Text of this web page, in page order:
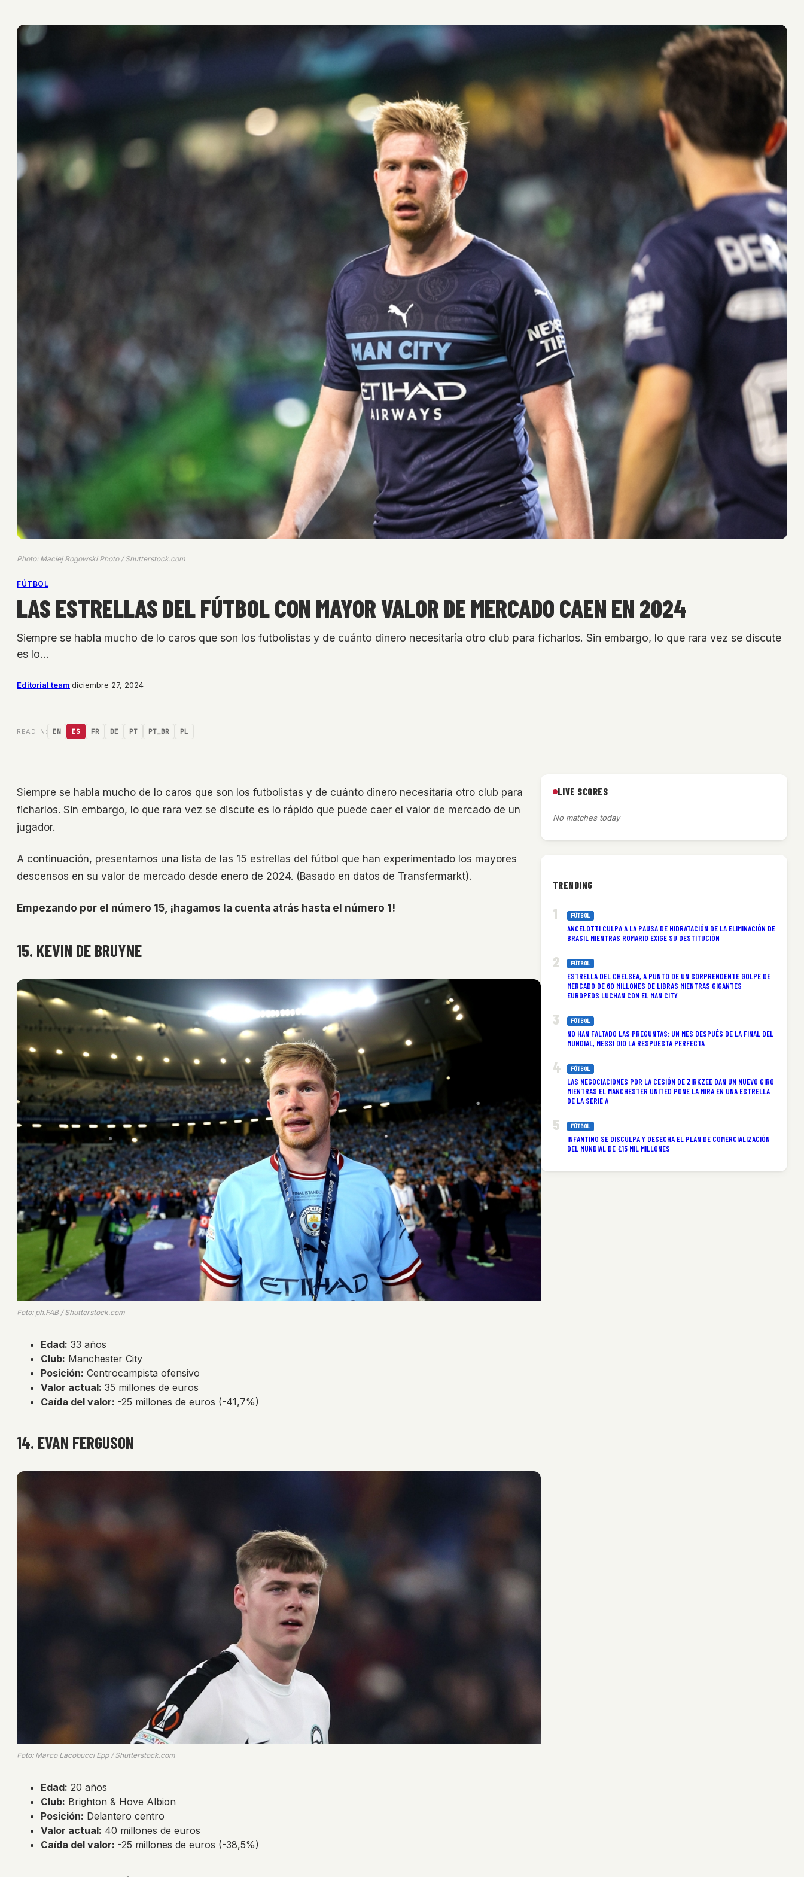
Photo: Maciej Rogowski Photo / Shutterstock.com
FÚTBOL
LAS ESTRELLAS DEL FÚTBOL CON MAYOR VALOR DE MERCADO CAEN EN 2024
Siempre se habla mucho de lo caros que son los futbolistas y de cuánto dinero necesitaría otro club para ficharlos. Sin embargo, lo que rara vez se discute
es lo…
Editorial team·diciembre 27, 2024
READ IN: EN ES FR DE PT PT_BR PL
Siempre se habla mucho de lo caros que son los futbolistas y de cuánto dinero necesitaría otro club para
ficharlos. Sin embargo, lo que rara vez se discute es lo rápido que puede caer el valor de mercado de un
jugador.
A continuación, presentamos una lista de las 15 estrellas del fútbol que han experimentado los mayores
descensos en su valor de mercado desde enero de 2024. (Basado en datos de Transfermarkt).
Empezando por el número 15, ¡hagamos la cuenta atrás hasta el número 1!
15. KEVIN DE BRUYNE
Foto: ph.FAB / Shutterstock.com
Edad: 33 años
Club: Manchester City
Posición: Centrocampista ofensivo
Valor actual: 35 millones de euros
Caída del valor: -25 millones de euros (-41,7%)
14. EVAN FERGUSON
Foto: Marco Lacobucci Epp / Shutterstock.com
Edad: 20 años
Club: Brighton & Hove Albion
Posición: Delantero centro
Valor actual: 40 millones de euros
Caída del valor: -25 millones de euros (-38,5%)
LIVE SCORES
No matches today
TRENDING
FÚTBOL
ANCELOTTI CULPA A LA PAUSA DE HIDRATACIÓN DE LA ELIMINACIÓN DE
BRASIL MIENTRAS ROMARIO EXIGE SU DESTITUCIÓN
FÚTBOL
ESTRELLA DEL CHELSEA, A PUNTO DE UN SORPRENDENTE GOLPE DE
MERCADO DE 60 MILLONES DE LIBRAS MIENTRAS GIGANTES
EUROPEOS LUCHAN CON EL MAN CITY
FÚTBOL
NO HAN FALTADO LAS PREGUNTAS: UN MES DESPUÉS DE LA FINAL DEL
MUNDIAL, MESSI DIO LA RESPUESTA PERFECTA
FÚTBOL
LAS NEGOCIACIONES POR LA CESIÓN DE ZIRKZEE DAN UN NUEVO GIRO
MIENTRAS EL MANCHESTER UNITED PONE LA MIRA EN UNA ESTRELLA
DE LA SERIE A
FÚTBOL
INFANTINO SE DISCULPA Y DESECHA EL PLAN DE COMERCIALIZACIÓN
DEL MUNDIAL DE £15 MIL MILLONES